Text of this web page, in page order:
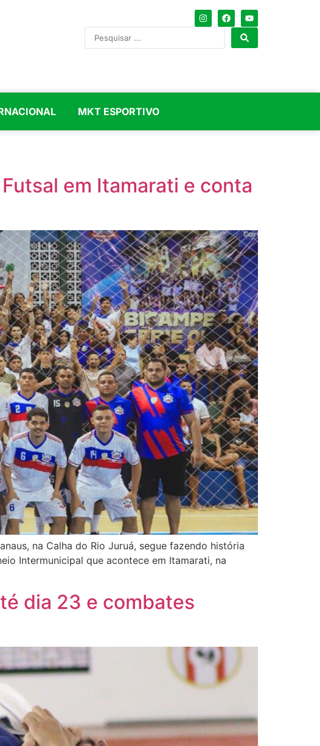
MKT ESPORTIVO
em Itamarati e conta
na Calha do Rio Juruá, segue fazendo história
Intermunicipal que acontece em Itamarati, na
dia 23 e combates